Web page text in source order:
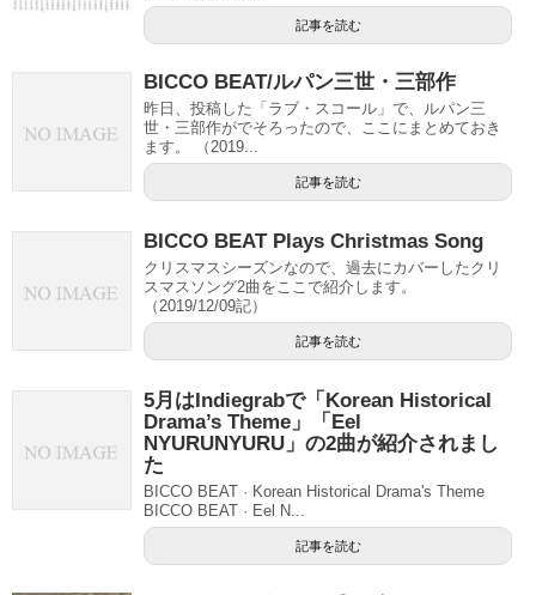
記事を読む
BICCO BEAT/ルパン三世・三部作
昨日、投稿した「ラブ・スコール」で、ルパン三
世・三部作がでそろったので、ここにまとめておき
ます。 （2019...
記事を読む
BICCO BEAT Plays Christmas Song
クリスマスシーズンなので、過去にカバーしたクリ
スマスソング2曲をここで紹介します。
（2019/12/09記）
記事を読む
5月はIndiegrabで「Korean Historical
Drama’s Theme」「Eel
NYURUNYURU」の2曲が紹介されまし
た
BICCO BEAT · Korean Historical Drama's Theme
BICCO BEAT · Eel N...
記事を読む